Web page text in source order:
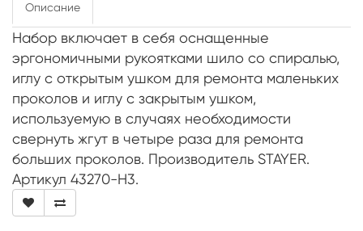
Описание
Набор включает в себя оснащенные
эргономичными рукоятками шило со спиралью,
иглу с открытым ушком для ремонта маленьких
проколов и иглу с закрытым ушком,
используемую в случаях необходимости
свернуть жгут в четыре раза для ремонта
больших проколов. Производитель STAYER.
Артикул 43270-Н3.